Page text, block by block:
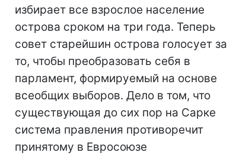
избирает все взрослое население
острова сроком на три года. Теперь
совет старейшин острова голосует за
то, чтобы преобразовать себя в
парламент, формируемый на основе
всеобщих выборов. Дело в том, что
существующая до сих пор на Сарке
система правления противоречит
принятому в Евросоюзе